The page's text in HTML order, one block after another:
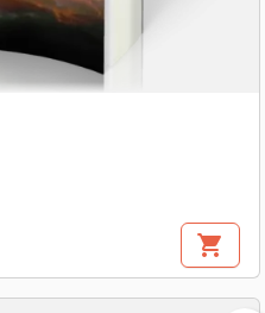
shopping_cart